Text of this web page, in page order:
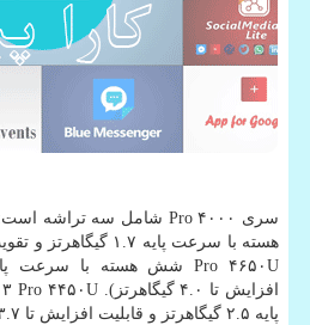
پایه ۲.۵ گیگاهرتز و قابلیت افزایش تا ۳.۷ گیگاهرتز).